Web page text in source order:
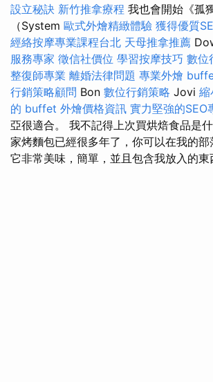
設立秘訣 新竹推拿療程 我也會開始《孤
（System 歐式外燴精緻體驗 獲得優質
經絡按摩專業課程台北 天母推拿推薦
服務專家 徵信社價位 學習按摩技巧 數位
整復師專業 離婚法律問題 專業外燴
行銷策略顧問 Bon 數位行銷策略 Jovi 縮
的 buffet 外燴價格資訊 實力堅強的SEO
亞很適合。 我不記得上次買烘焙食品是
家烤麵包已經很多年了，你可以在我的部
它非常美味，簡單，並且包含我放入的東